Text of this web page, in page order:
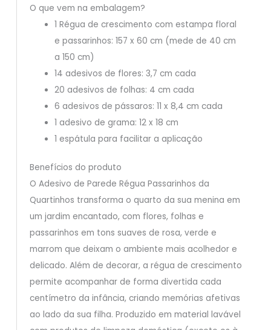
O que vem na embalagem?
1 Régua de crescimento com estampa floral
e passarinhos: 157 x 60 cm (mede de 40 cm
a 150 cm)
14 adesivos de flores: 3,7 cm cada
20 adesivos de folhas: 4 cm cada
6 adesivos de pássaros: 11 x 8,4 cm cada
1 adesivo de grama: 12 x 18 cm
1 espátula para facilitar a aplicação
Benefícios do produto
O Adesivo de Parede Régua Passarinhos da
Quartinhos transforma o quarto da sua menina em
um jardim encantado, com flores, folhas e
passarinhos em tons suaves de rosa, verde e
marrom que deixam o ambiente mais acolhedor e
delicado. Além de decorar, a régua de crescimento
permite acompanhar de forma divertida cada
centímetro da infância, criando memórias afetivas
ao lado da sua filha. Produzido em material lavável